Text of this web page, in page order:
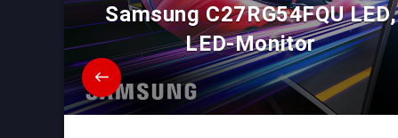
Samsung C27RG54FQU LED,
LED-Monitor